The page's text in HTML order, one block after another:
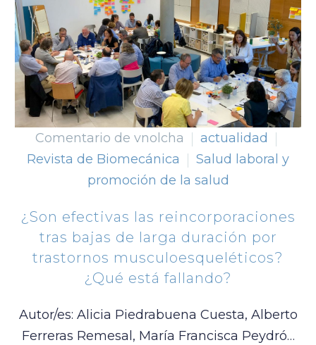
Comentario de vnolcha
actualidad
Revista de Biomecánica
Salud laboral y
promoción de la salud
¿Son efectivas las reincorporaciones
tras bajas de larga duración por
trastornos musculoesqueléticos?
¿Qué está fallando?
Autor/es: Alicia Piedrabuena Cuesta, Alberto
Ferreras Remesal, María Francisca Peydró…